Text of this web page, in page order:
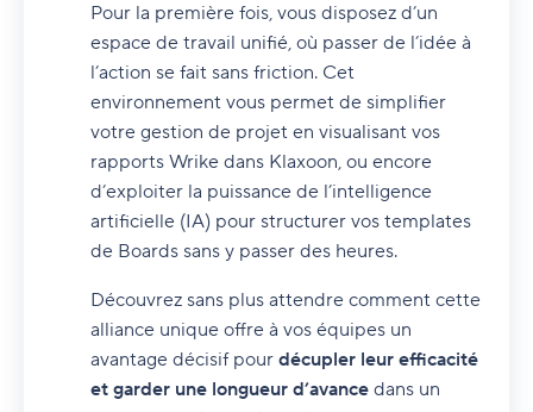
Pour la première fois, vous disposez d’un
espace de travail unifié, où passer de l’idée à
l’action se fait sans friction. Cet
environnement vous permet de simplifier
votre gestion de projet en visualisant vos
rapports Wrike dans Klaxoon, ou encore
d’exploiter la puissance de l’intelligence
artificielle (IA) pour structurer vos templates
de Boards sans y passer des heures.
Découvrez sans plus attendre comment cette
alliance unique offre à vos équipes un
avantage décisif pour décupler leur efficacité
et garder une longueur d’avance dans un